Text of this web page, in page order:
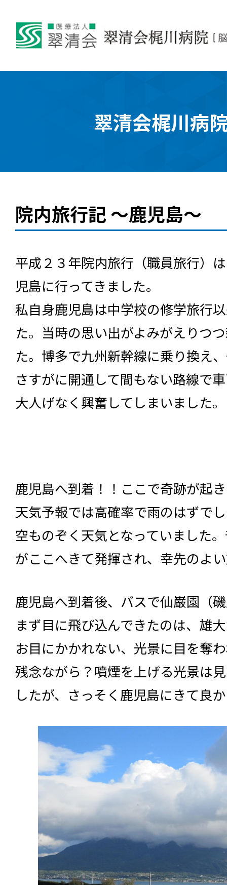
翠清会梶川病
院内旅行記 ～鹿児島～
平成２３年院内旅行（職員旅行）
児島に行ってきました。
私自身鹿児島は中学校の修学旅行
た。当時の思い出がよみがえりつ
た。博多で九州新幹線に乗り換え
さすがに開通して間もない路線で
大人げなく興奮してしまいました。
鹿児島へ到着！！ここで奇跡が起
天気予報では高確率で雨のはずで
空ものぞく天気となっていました
がここへきて発揮され、幸先のよ
鹿児島へ到着後、バスで仙巌園（
まず目に飛び込んできたのは、雄
お目にかかれない、光景に目を奪
残念ながら？噴煙を上げる光景は
したが、さっそく鹿児島にきて良